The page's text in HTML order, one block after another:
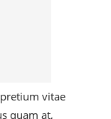
vitae
quam at,